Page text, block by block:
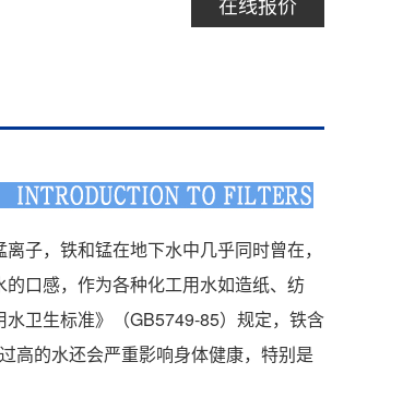
子，铁和锰在地下水中几乎同时曾在，
口感，作为各种化工用水如造纸、纺
卫生标准》（GB5749-85）规定，铁含
高的水还会严重影响身体健康，特别是